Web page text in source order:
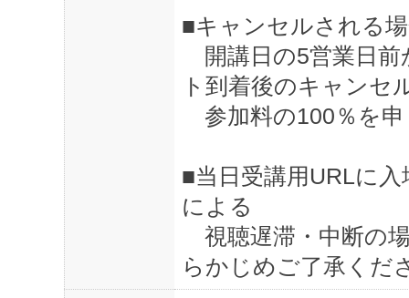
■キャンセルされる
開講日の5営業日前
ト到着後のキャンセ
参加料の100％を
■当日受講用URLに
による
視聴遅滞・中断の
らかじめご了承くだ